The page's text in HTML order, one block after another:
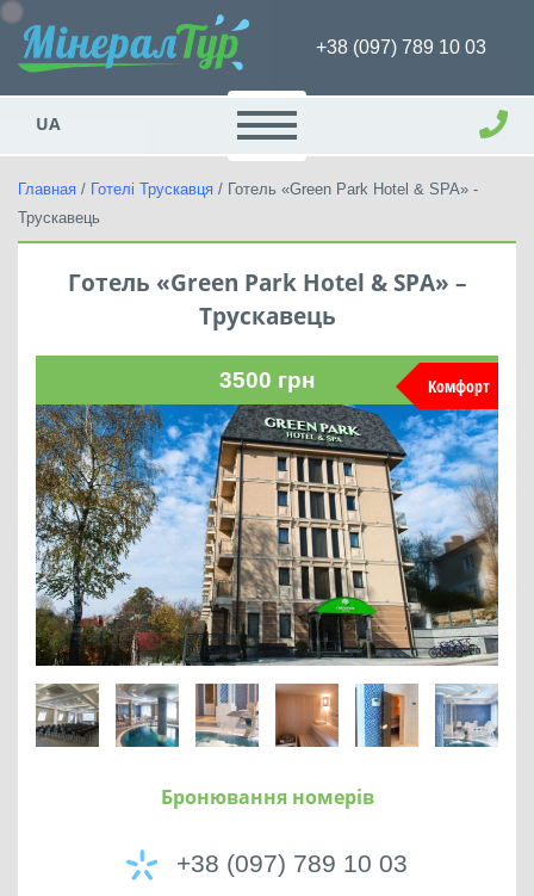
+38 (097) 789 10 03
UA
Главная / Готелі Трускавця / Готель «Green Park Hotel & SPA» -
Трускавець
Готель «Green Park Hotel & SPA» –
Трускавець
3500 грн Комфорт
Бронювання номерів
+38 (097) 789 10 03